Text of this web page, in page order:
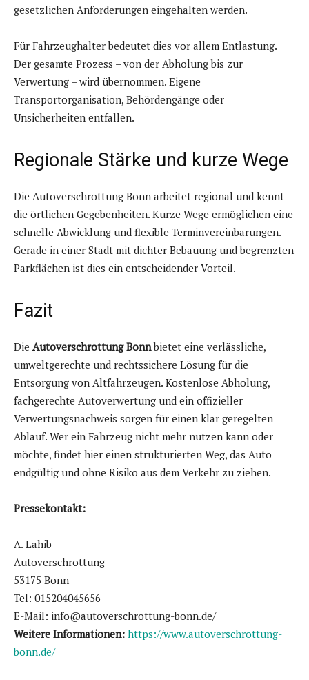
gesetzlichen Anforderungen eingehalten werden.
Für Fahrzeughalter bedeutet dies vor allem Entlastung.
Der gesamte Prozess – von der Abholung bis zur
Verwertung – wird übernommen. Eigene
Transportorganisation, Behördengänge oder
Unsicherheiten entfallen.
Regionale Stärke und kurze Wege
Die Autoverschrottung Bonn arbeitet regional und kennt
die örtlichen Gegebenheiten. Kurze Wege ermöglichen eine
schnelle Abwicklung und flexible Terminvereinbarungen.
Gerade in einer Stadt mit dichter Bebauung und begrenzten
Parkflächen ist dies ein entscheidender Vorteil.
Fazit
Die Autoverschrottung Bonnbietet eine verlässliche,
umweltgerechte und rechtssichere Lösung für die
Entsorgung von Altfahrzeugen. Kostenlose Abholung,
fachgerechte Autoverwertung und ein offizieller
Verwertungsnachweis sorgen für einen klar geregelten
Ablauf. Wer ein Fahrzeug nicht mehr nutzen kann oder
möchte, findet hier einen strukturierten Weg, das Auto
endgültig und ohne Risiko aus dem Verkehr zu ziehen.
Pressekontakt:
A. Lahib
Autoverschrottung
53175 Bonn
Tel: 015204045656
E-Mail: info@autoverschrottung-bonn.de/
Weitere Informationen: https://www.autoverschrottung-
bonn.de/